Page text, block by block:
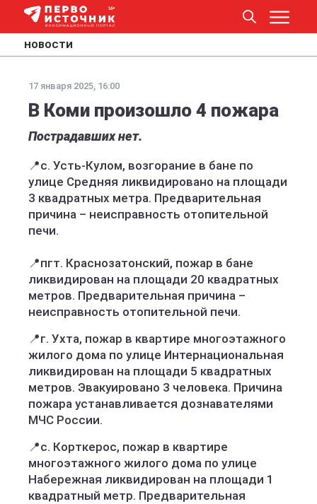
НОВОСТИ
17 января 2025, 16:00
В Коми произошло 4 пожара
Пострадавших нет.
📍с. Усть-Кулом, возгорание в бане по
улице Средняя ликвидировано на площади
3 квадратных метра. Предварительная
причина – неисправность отопительной
печи.
📍пгт. Краснозатонский, пожар в бане
ликвидирован на площади 20 квадратных
метров. Предварительная причина –
неисправность отопительной печи.
📍г. Ухта, пожар в квартире многоэтажного
жилого дома по улице Интернациональная
ликвидирован на площади 5 квадратных
метров. Эвакуировано 3 человека. Причина
пожара устанавливается дознавателями
МЧС России.
📍с. Корткерос, пожар в квартире
многоэтажного жилого дома по улице
Набережная ликвидирован на площади 1
квадратный метр. Предварительная